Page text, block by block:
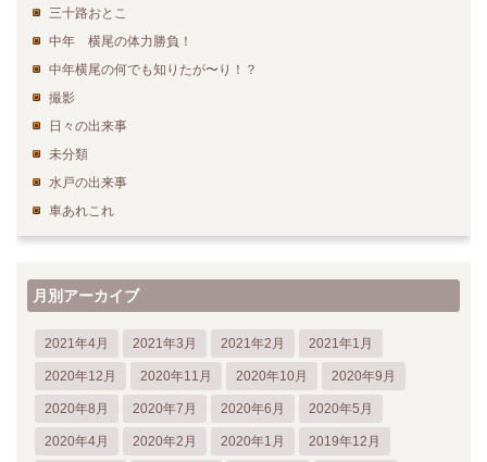
三十路おとこ
中年 横尾の体力勝負！
中年横尾の何でも知りたが〜り！？
撮影
日々の出来事
未分類
水戸の出来事
車あれこれ
月別アーカイブ
2021年4月 2021年3月 2021年2月 2021年1月
2020年12月 2020年11月 2020年10月 2020年9月
2020年8月 2020年7月 2020年6月 2020年5月
2020年4月 2020年2月 2020年1月 2019年12月